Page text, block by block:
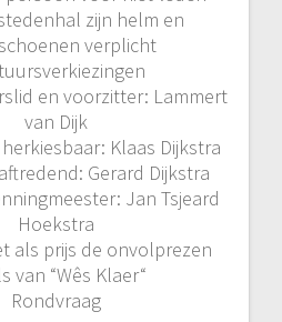
zijn helm en
verplicht
en voorzitter: Lammert
van Dijk
Klaas Dijkstra
Gerard Dijkstra
Jan Tsjeard
Hoekstra
als prijs de onvolprezen
van “Wês Klaer“
Rondvraag